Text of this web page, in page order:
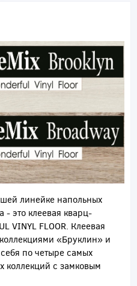
линейке напольных
- это клеевая кварц-
VINYL FLOOR. Клеевая
«Бруклин» и
по четыре самых
коллекций с замковым